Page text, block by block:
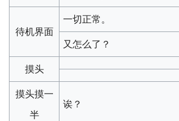
待机界面
一切正常。
又怎么了？
摸头
摸头摸一
半
诶？